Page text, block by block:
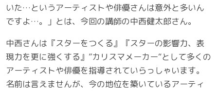
いた…というアーティストや俳優さんは意外と多いん
ですよ…。」とは、今回の講師の中西健太郎さん。
中西さんは『スターをつくる』『スターの影響力、表
現力を更に強くする』”カリスマメーカー“として多くの
アーティストや俳優を指導されていらっしゃいます。
名前は言えませんが、今の地位を築いているアーティ